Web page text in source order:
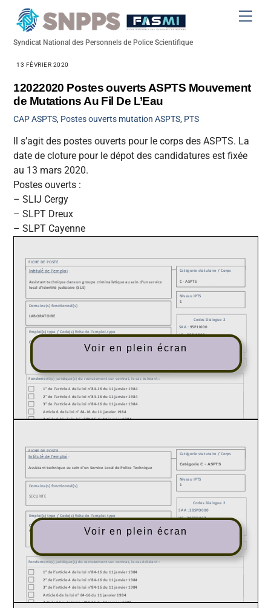
Syndicat National des Personnels de Police Scientifique
13 FÉVRIER 2020
12022020 Postes ouverts ASPTS Mouvement
de Mutations Au Fil De L’Eau
CAP ASPTS, Postes ouverts mutation ASPTS, PTS
Il s’agit des postes ouverts pour le corps des ASPTS. La
date de cloture pour le dépot des candidatures est fixée
au 13 mars 2020.
Postes ouverts :
– SLIJ Cergy
– SLPT Dreux
– SLPT Cayenne
Voir en plein écran
Voir en plein écran